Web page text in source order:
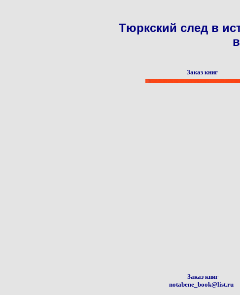
Тюркский след в
Заказ книг
Заказ книг
notabene_book@list.ru